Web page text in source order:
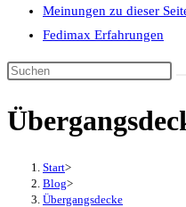
Meinungen zu dieser
Fedimax Erfahrungen
Diese
durchsuchen
Start>
Blog>
Übergangsdecke